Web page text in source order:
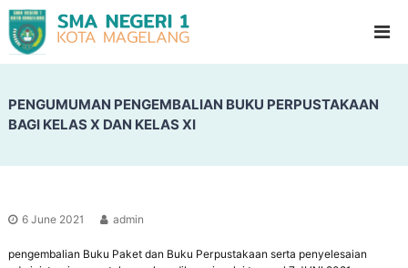
A
e
a
d
o
i
o
PENGUMUMAN PENGEMBALIAN BUKU PERPUSTAKAAN
BAGI KELAS X DAN KELAS XI
6 June 2021 admin
pengembalian Buku Paket dan Buku Perpustakaan serta penyelesaian